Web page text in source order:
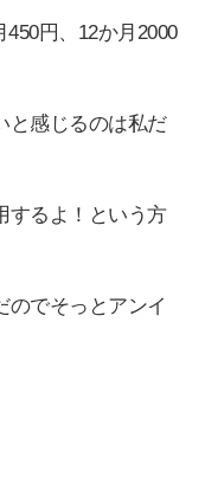
450円、12か月2000
と感じるのは私だ
するよ！という方
のでそっとアンイ